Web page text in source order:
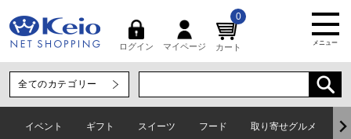
ログイン マイページ カート
0
メニュー
イベント ギフト スイーツ フード 取り寄せグルメ